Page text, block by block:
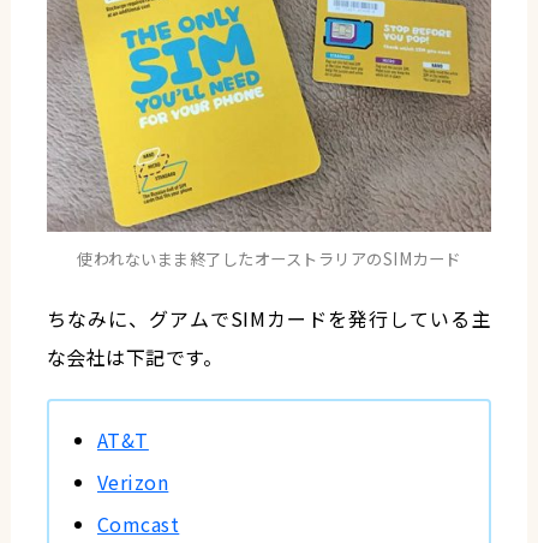
使われないまま終了したオーストラリアのSIMカード
ちなみに、グアムでSIMカードを発行している主
な会社は下記です。
AT&T
Verizon
Comcast